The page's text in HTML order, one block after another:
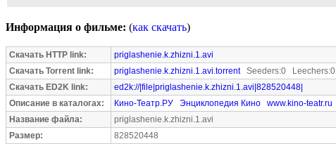
Информация о фильме: (как скачать)
Скачать HTTP link:
priglashenie.k.zhizni.1.avi
Скачать Torrent link:
priglashenie.k.zhizni.1.avi.torrentSeeders:0 Leechers:0
Скачать ED2K link:
ed2k://|file|priglashenie.k.zhizni.1.avi|828520448|
Описание в каталогах:
Кино-Театр.РУ Энциклопедия Кино
www.kino-teatr.ru
Название файла:
priglashenie.k.zhizni.1.avi
Размер:
828520448